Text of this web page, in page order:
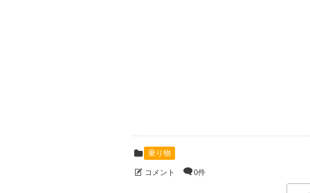
乗り物
コメント 0件